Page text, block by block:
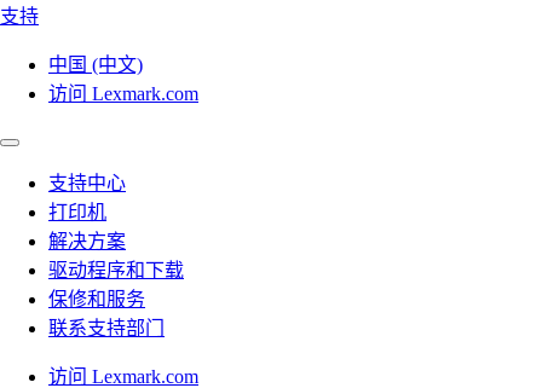
支持
中国 (中文)
访问 Lexmark.com
支持中心
打印机
解决方案
驱动程序和下载
保修和服务
联系支持部门
访问 Lexmark.com